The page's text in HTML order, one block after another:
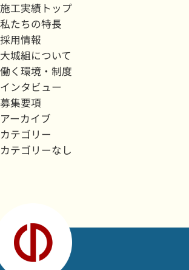
施工実績トップ
私たちの特長
採用情報
大城組について
働く環境・制度
インタビュー
募集要項
アーカイブ
カテゴリー
カテゴリーなし